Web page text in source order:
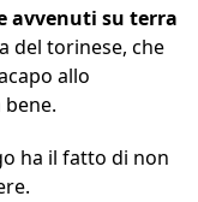
avvenuti su terra
del torinese, che
allo
ha il fatto di non